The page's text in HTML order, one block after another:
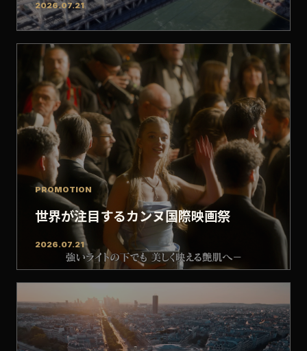
2026.07.21
PROMOTION
世界が注目するカンヌ国際映画祭
2026.07.21